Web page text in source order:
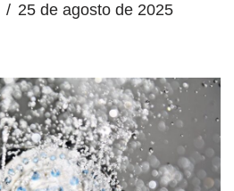
25 de agosto de 2025